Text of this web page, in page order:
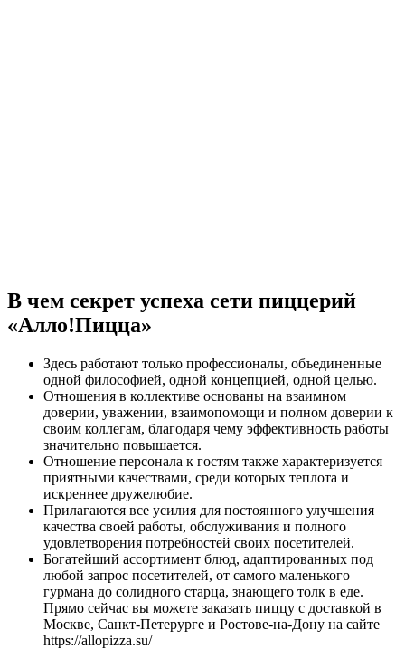
В чем секрет успеха сети пиццерий
«Алло!Пицца»
Здесь работают только профессионалы, объединенные
одной философией, одной концепцией, одной целью.
Отношения в коллективе основаны на взаимном
доверии, уважении, взаимопомощи и полном доверии к
своим коллегам, благодаря чему эффективность работы
значительно повышается.
Отношение персонала к гостям также характеризуется
приятными качествами, среди которых теплота и
искреннее дружелюбие.
Прилагаются все усилия для постоянного улучшения
качества своей работы, обслуживания и полного
удовлетворения потребностей своих посетителей.
Богатейший ассортимент блюд, адаптированных под
любой запрос посетителей, от самого маленького
гурмана до солидного старца, знающего толк в еде.
Прямо сейчас вы можете заказать пиццу с доставкой в
Москве, Санкт-Петерурге и Ростове-на-Дону на сайте
https://allopizza.su/